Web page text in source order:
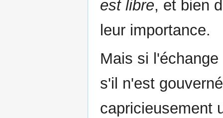
est libre, et bien
leur importance.
Mais si
s'il n'est
capricieusement